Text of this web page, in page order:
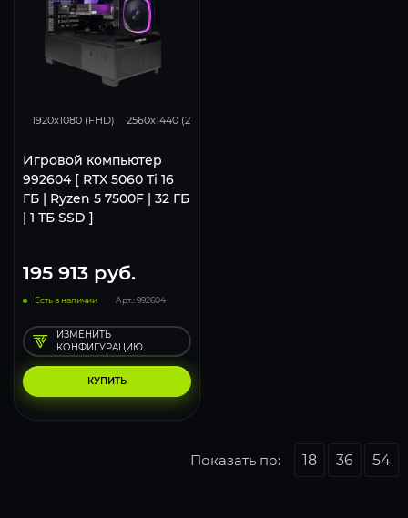
1920x1080 (FHD) 2560x1440 (2K)
Игровой компьютер
992604 [ RTX 5060 Ti 16
ГБ | Ryzen 5 7500F | 32 ГБ
| 1 ТБ SSD ]
195 913 руб.
Есть в наличии Арт.: 992604
КУПИТЬ
ИЗМЕНИТЬ
КОНФИГУРАЦИЮ
Показать по: 18 36 54